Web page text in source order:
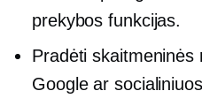
prekybos funkcijas.
Pradėti skaitmeninės
Google ar